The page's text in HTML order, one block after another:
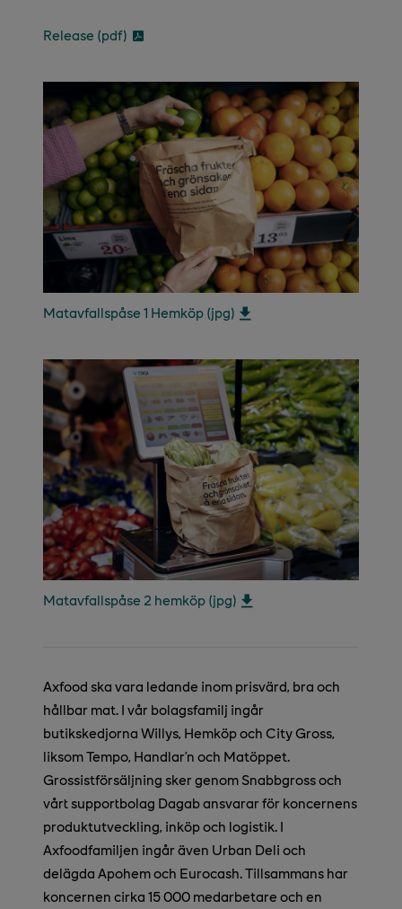
Release (pdf)
Matavfallspåse 1 Hemköp (jpg)
Matavfallspåse 2 hemköp (jpg)
Axfood ska vara ledande inom prisvärd, bra och
hållbar mat. I vår bolagsfamilj ingår
butikskedjorna Willys, Hemköp och City Gross,
liksom Tempo, Handlar’n och Matöppet.
Grossistförsäljning sker genom Snabbgross och
vårt supportbolag Dagab ansvarar för koncernens
produktutveckling, inköp och logistik. I
Axfoodfamiljen ingår även Urban Deli och
delägda Apohem och Eurocash. Tillsammans har
koncernen cirka 15 000 medarbetare och en